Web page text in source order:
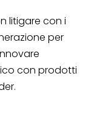
litigare con i
per
con prodotti